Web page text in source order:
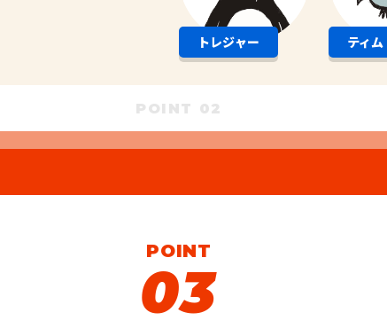
トレジャー ティム
POINT 02
POINT
03